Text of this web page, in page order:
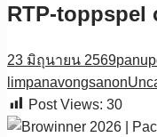
RTP-toppspel
23 มิถุนายน 2569
limpanavongsanon
Post Views: 30